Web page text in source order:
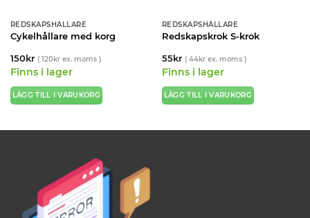
REDSKAPSHÅLLARE
Cykelhållare med korg
150kr ( 120krex. moms )
Finns i lager
LÄGG TILL I VARUKORG
REDSKAPSHÅLLARE
Redskapskrok S-krok
55kr ( 44krex. moms )
Finns i lager
LÄGG TILL I VARUKORG